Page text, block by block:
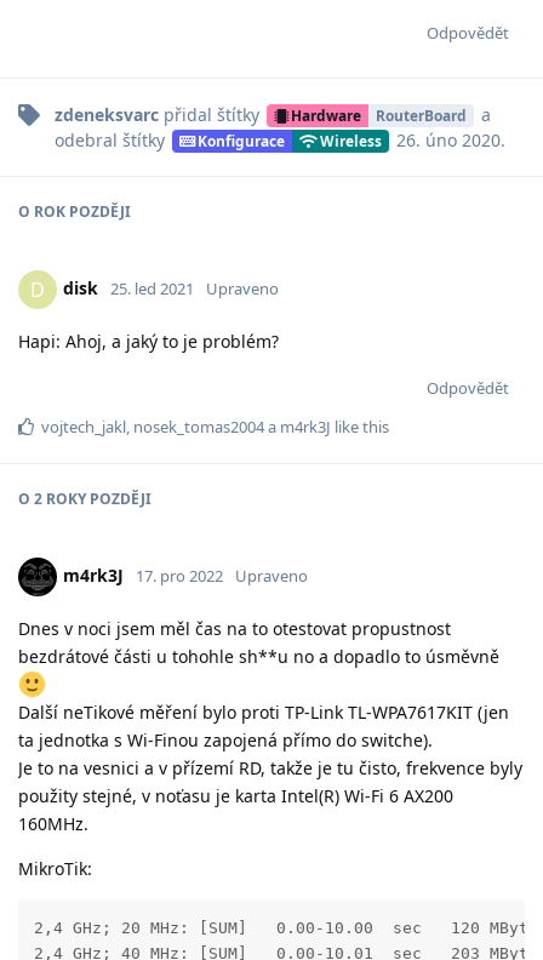
Odpovědět
zdeneksvarc přidal štítky Hardware RouterBoard
a
odebral štítky Konfigurace Wireless 26. úno 2020.
O ROK POZDĚJI
D disk 25. led 2021 Upraveno
Hapi: Ahoj, a jaký to je problém?
Odpovědět
vojtech_jakl, nosek_tomas2004a m4rk3J like this
O 2 ROKYPOZDĚJI
m4rk3J 17. pro 2022 Upraveno
Dnes v noci jsem měl čas na to otestovat propustnost
bezdrátové části u tohohle sh**u no a dopadlo to úsměvně
Další neTikové měření bylo proti TP-Link TL-WPA7617KIT (jen
ta jednotka s Wi-Finou zapojená přímo do switche).
Je to na vesnici a v přízemí RD, takže je tu čisto, frekvence byly
použity stejné, v noťasu je karta Intel(R) Wi-Fi 6 AX200
160MHz.
MikroTik:
2,4 GHz; 20 MHz: [SUM]   0.00-10.00  sec   120
2,4 GHz; 40 MHz: [SUM]   0.00-10.01  sec   203